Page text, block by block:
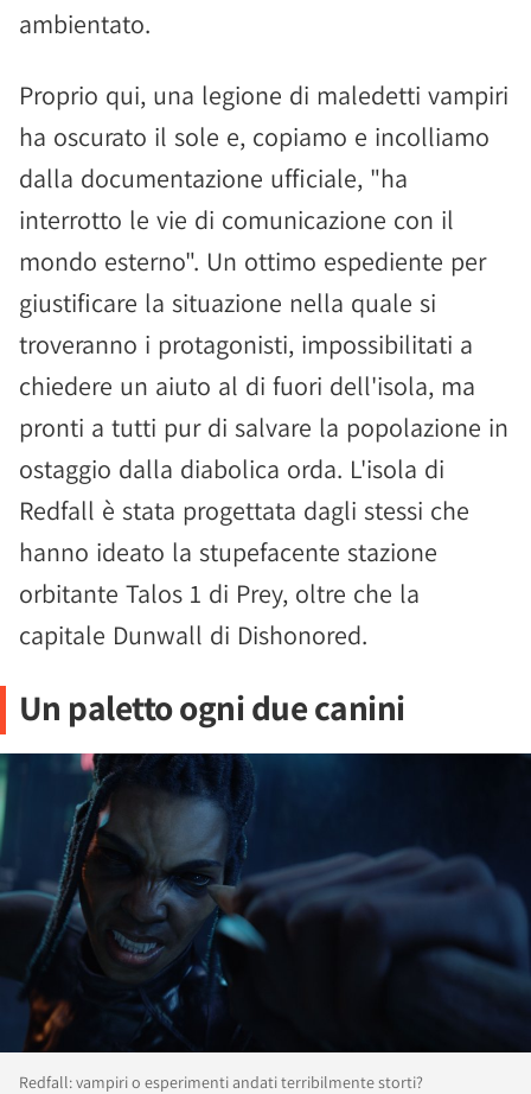
ambientato.
Proprio qui, una legione di maledetti vampiri
ha oscurato il sole e, copiamo e incolliamo
dalla documentazione ufficiale, "ha
interrotto le vie di comunicazione con il
mondo esterno". Un ottimo espediente per
giustificare la situazione nella quale si
troveranno i protagonisti, impossibilitati a
chiedere un aiuto al di fuori dell'isola, ma
pronti a tutti pur di salvare la popolazione in
ostaggio dalla diabolica orda. L'isola di
Redfall è stata progettata dagli stessi che
hanno ideato la stupefacente stazione
orbitante Talos 1 di Prey, oltre che la
capitale Dunwall di Dishonored.
Un paletto ogni due canini
Redfall: vampiri o esperimenti andati terribilmente storti?